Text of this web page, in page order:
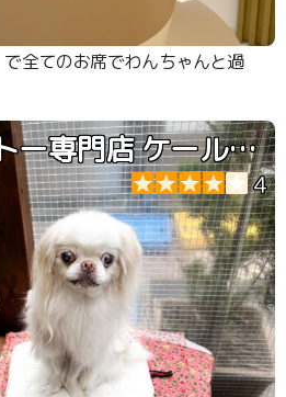
全てのお席でわんちゃんと過
サラダ＆ブリトー専門店 ケールの王様 自由が丘
4